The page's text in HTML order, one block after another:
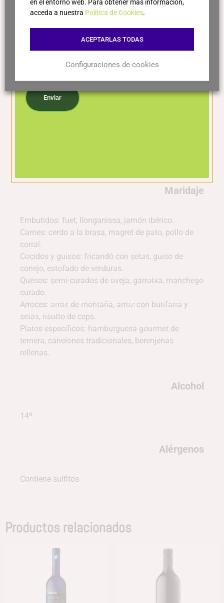
mediterránea y frescura de altura.
Maridaje
Embutidos: fuet, llonganissa, jamón ibérico.
Carnes: cerdo a la brasa, magret de pato, pollo de
corral.
Cocidos y guisos: fricandó con setas, guiso de
conejo, estofado de verduras.
Quesos: semi-curados de oveja, garrotxa, manchego
curado.
Arroces: arroz de montaña, arroz con butifarra y
setas, risotto de ceps.
Platos específicos: hamburguesa gourmet de
ternera, canelones tradicionales, berenjenas
rellenas.
Alcohol
14º
Alérgenos
Contiene sulfitos
Productos relacionados
en el entorno web. Para obtener más información,
acceda a nuestra Política de Cookies.
ACEPTARLAS TODAS
Configuraciones de cookies
Enviar